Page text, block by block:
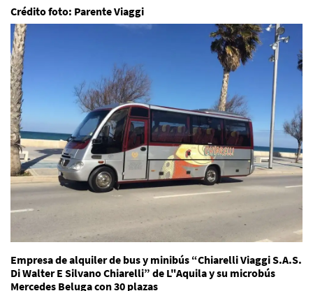
Crédito foto: Parente Viaggi
Empresa de alquiler de bus y minibús “Chiarelli Viaggi S.A.S.
Di Walter E Silvano Chiarelli” de L"Aquila y su microbús
Mercedes Beluga con 30 plazas